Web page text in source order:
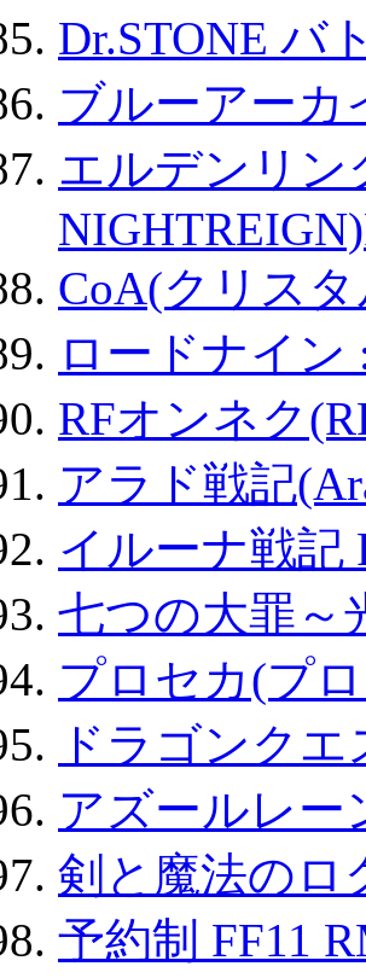
Dr.STONE バ
ブルーアーカ
エルデンリン
CoA(クリス
ロードナイン
RFオンネク
アラド戦記
イルーナ戦記
七つの大罪～
プロセカ(プ
ドラゴンク
アズールレー
剣と魔法のロ
予約制 FF11